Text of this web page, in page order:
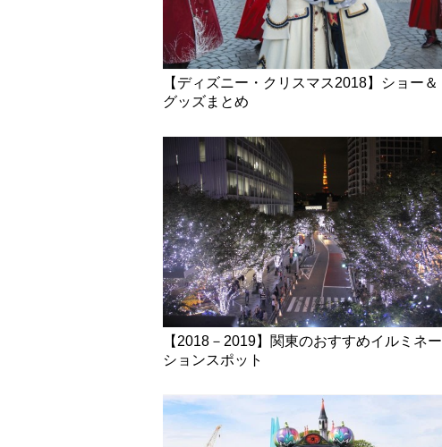
【ディズニー・クリスマス2018】ショー＆
グッズまとめ
【2018－2019】関東のおすすめイルミネー
ションスポット